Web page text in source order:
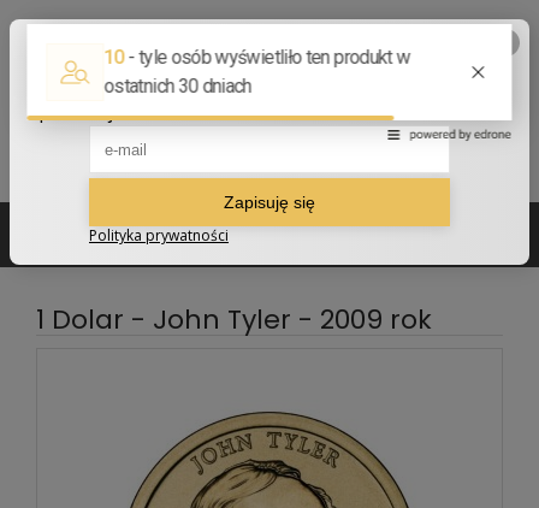
1 Dolar - John Tyler - 2009 rok